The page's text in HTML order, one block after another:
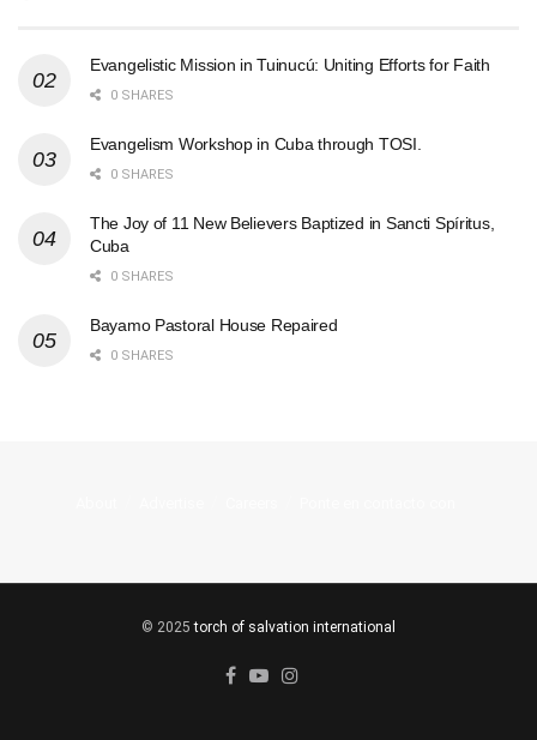
Evangelistic Mission in Tuinucú: Uniting Efforts for Faith
0 SHARES
Evangelism Workshop in Cuba through TOSI.
0 SHARES
The Joy of 11 New Believers Baptized in Sancti Spíritus,
Cuba
0 SHARES
Bayamo Pastoral House Repaired
0 SHARES
© 2025torch of salvation international